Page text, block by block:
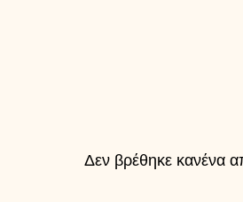
Δεν βρέθηκε κανένα